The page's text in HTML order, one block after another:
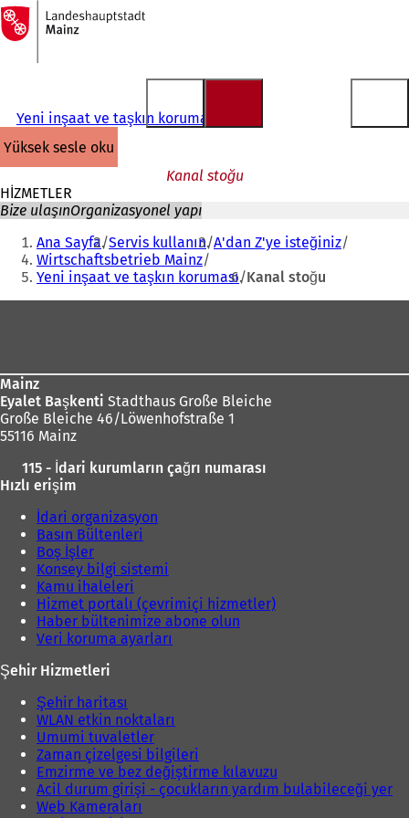
İçeriğe atla
Ana
sayfaya
Yeni inşaat ve taşkın koruması
yüksek sesle oku
Kanal stoğu
HİZMETLER
Bize ulaşınOrganizasyonel yapı
Buradasınız:
Ana Sayfa Servis kullanın A'dan Z'ye isteğiniz
Wirtschaftsbetrieb Mainz
Yeni inşaat ve taşkın koruması Kanal stoğu
Mainz
Eyalet Başkenti Stadthaus Große Bleiche
Große Bleiche 46/Löwenhofstraße 1
55116 Mainz
115 - İdari kurumların çağrı numarası
Hızlı erişim
İdari organizasyon
Basın Bültenleri
Boş İşler
Konsey bilgi sistemi
Kamu ihaleleri
Hizmet portalı (çevrimiçi hizmetler)
Haber bültenimize abone olun
Veri koruma ayarları
Şehir Hizmetleri
Şehir haritası
WLAN etkin noktaları
Umumi tuvaletler
Zaman çizelgesi bilgileri
Emzirme ve bez değiştirme kılavuzu
Acil durum girişi - çocukların yardım bulabileceği yer
Web Kameraları